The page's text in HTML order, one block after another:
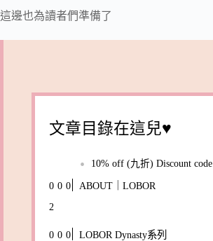
這邊也為讀者們準備了
文章目錄在這兒♥
10% off (九折) Discount code
ABOUT｜LOBOR
LOBOR Dynasty系列